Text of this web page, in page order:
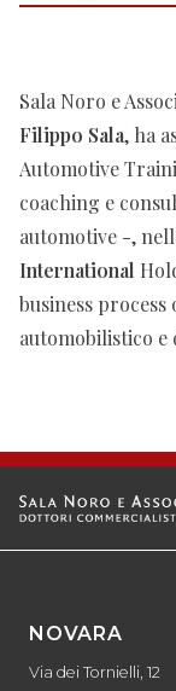
Sala Noro e
Filippo Sala, ha
Automotive
coaching e
automotive -,
International
business
automobilistico e
NOVARA
Via dei Tornielli, 12